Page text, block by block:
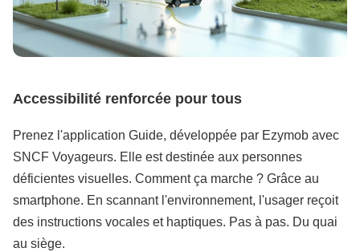
Accessibilité renforcée pour tous
Prenez l'application Guide, développée par Ezymob avec
SNCF Voyageurs. Elle est destinée aux personnes
déficientes visuelles. Comment ça marche ? Grâce au
smartphone. En scannant l'environnement, l'usager reçoit
des instructions vocales et haptiques. Pas à pas. Du quai
au siège.